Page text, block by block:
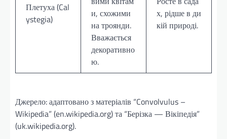
Плетуха (Cal
ystegia)
и, схожими
на троянди.
Вважається
декоративно
ю.
х, рідше в ди
кій природі.
Джерело: адаптовано з матеріалів “Convolvulus –
Wikipedia” (en.wikipedia.org) та “Берізка — Вікіпедія”
(uk.wikipedia.org).